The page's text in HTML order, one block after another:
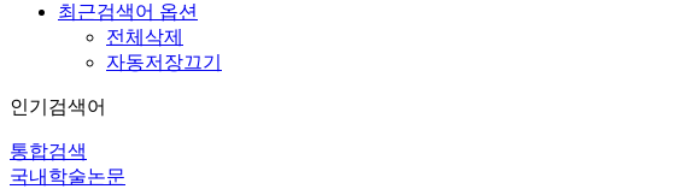
최근검색어 옵션
전체삭제
자동저장끄기
인기검색어
통합검색
국내학술논문